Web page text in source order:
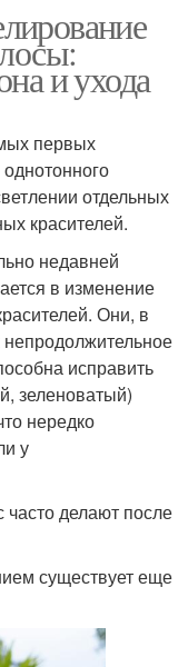
и ухода
первых
отдельных
красителей.
недавней
в изменение
Они, в
исправить
зеленоватый)
нередко
у
делают после
существует еще